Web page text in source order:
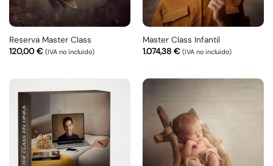
Reserva Master Class
120,00€ (IVA no incluido)
Master Class Infantil
1.074,38 € (IVA no incluido)